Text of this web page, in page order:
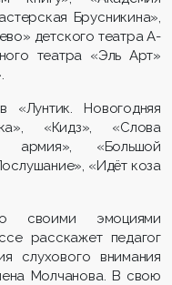
Брусникина»,
детского театра А-
театра «Эль Арт»
«Лунтик. Новогодняя
«Кидз», «Слова
армия», «Большой
«Идёт коза
своими эмоциями
расскажет педагог
слухового внимания
Молчанова. В свою